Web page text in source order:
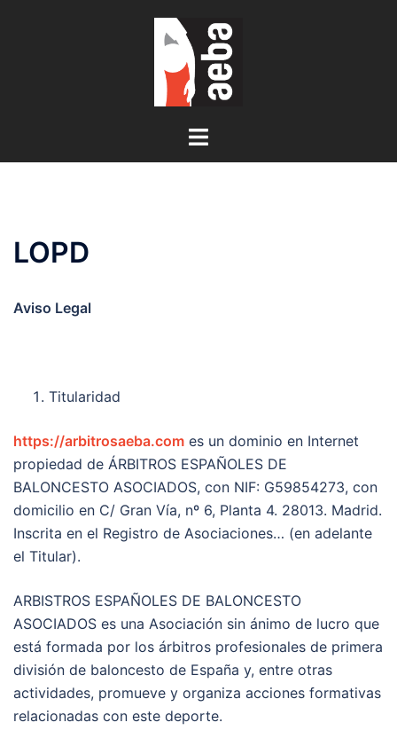
Alternar
LOPD
Aviso Legal
Titularidad
https://arbitrosaeba.com es un dominio en Internet
propiedad de ÁRBITROS ESPAÑOLES DE
BALONCESTO ASOCIADOS, con NIF: G59854273, con
domicilio en C/ Gran Vía, nº 6, Planta 4. 28013. Madrid.
Inscrita en el Registro de Asociaciones… (en adelante
el Titular).
ARBISTROS ESPAÑOLES DE BALONCESTO
ASOCIADOS es una Asociación sin ánimo de lucro que
está formada por los árbitros profesionales de primera
división de baloncesto de España y, entre otras
actividades, promueve y organiza acciones formativas
relacionadas con este deporte.